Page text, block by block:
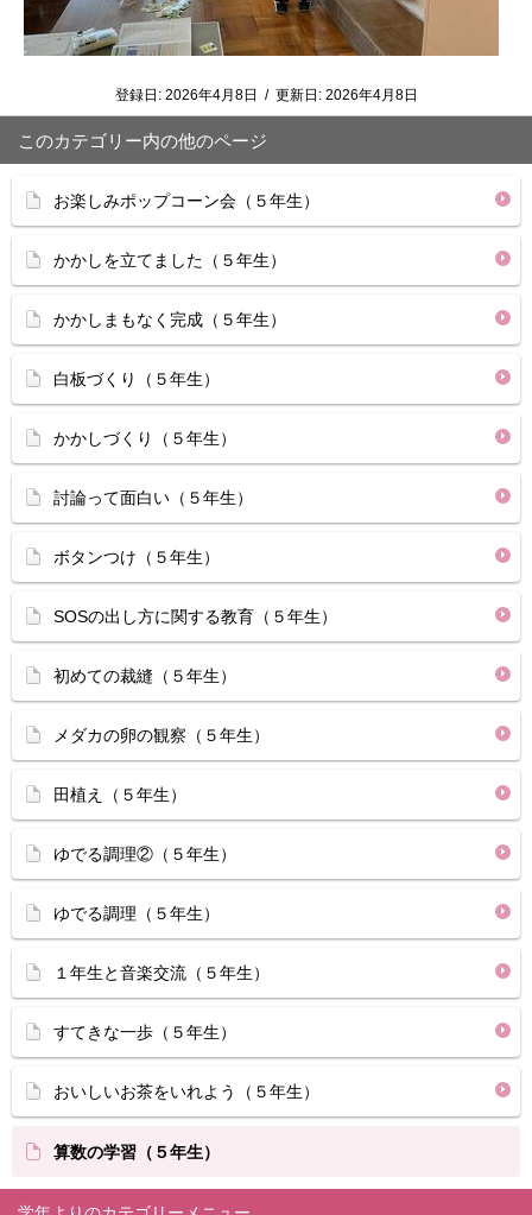
登録日: 2026年4月8日 / 更新日: 2026年4月8日
このカテゴリー内の他のページ
お楽しみポップコーン会（５年生）
かかしを立てました（５年生）
かかしまもなく完成（５年生）
白板づくり（５年生）
かかしづくり（５年生）
討論って面白い（５年生）
ボタンつけ（５年生）
SOSの出し方に関する教育（５年生）
初めての裁縫（５年生）
メダカの卵の観察（５年生）
田植え（５年生）
ゆでる調理②（５年生）
ゆでる調理（５年生）
１年生と音楽交流（５年生）
すてきな一歩（５年生）
おいしいお茶をいれよう（５年生）
算数の学習（５年生）